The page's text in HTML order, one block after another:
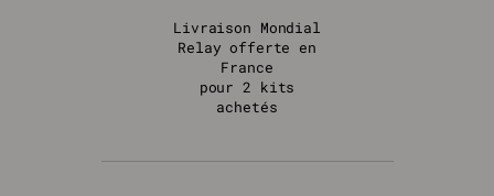
Livraison Mondial
Relay offerte en
France
pour 2 kits
achetés